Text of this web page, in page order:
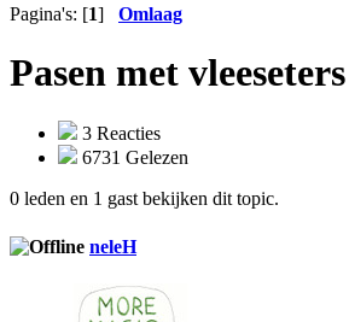
Pagina's: [1] Omlaag
Pasen met vleeseters
3 Reacties
6731 Gelezen
0 leden en 1 gast bekijken dit topic.
neleH